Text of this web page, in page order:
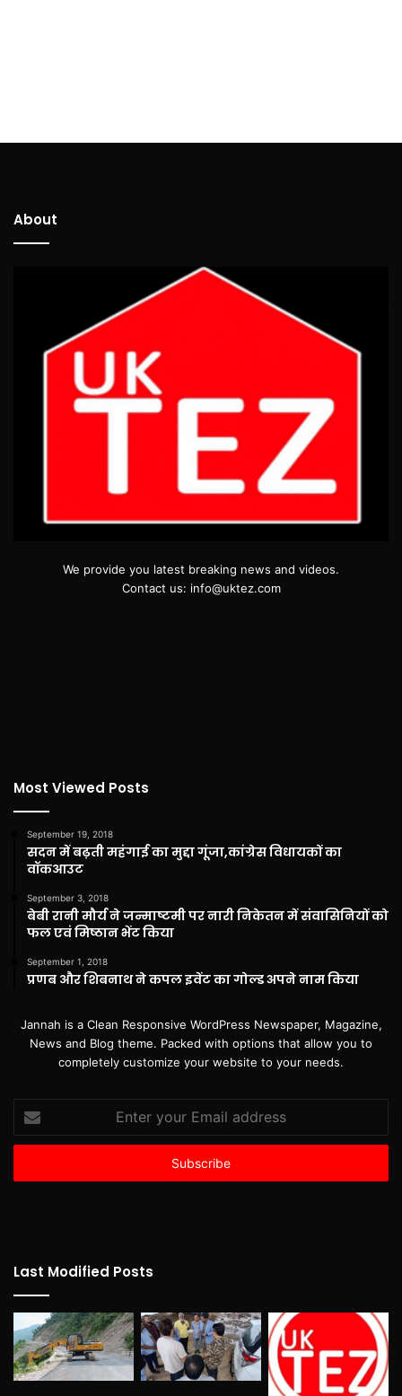
About
We provide you latest breaking news and videos.
Contact us: info@uktez.com
Most Viewed Posts
September 19, 2018
सदन में बढ़ती महंगाई का मुद्दा गूंजा,कांग्रेस विधायकों का
वॉकआउट
September 3, 2018
बेबी रानी मौर्य ने जन्माष्टमी पर नारी निकेतन में संवासिनियों को
फल एवं मिष्ठान भेंट किया
September 1, 2018
प्रणब और शिबनाथ ने कपल इवेंट का गोल्ड अपने नाम किया
Jannah is a Clean Responsive WordPress Newspaper, Magazine,
News and Blog theme. Packed with options that allow you to
completely customize your website to your needs.
your
Email
Last Modified Posts